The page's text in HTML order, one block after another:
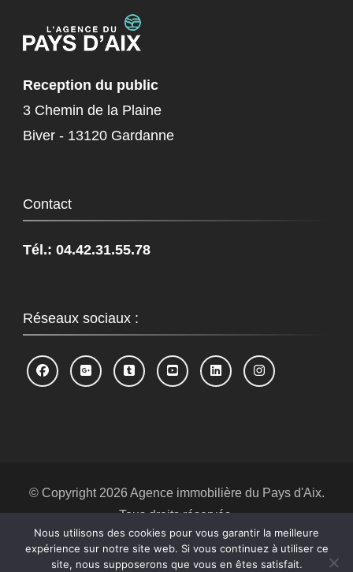
Reception du public
3 Chemin de la Plaine
Biver - 13120 Gardanne
Contact
Tél.: 04.42.31.55.78
Réseaux sociaux :
© Copyright 2026 Agence immobilière du Pays d'Aix.
Tous droits réservés.
Blossom Spa | Développé parBlossom
Themes
.Propulsé par WordPress .Politique de
Nous utilisons des cookies pour vous garantir la meilleure
expérience sur notre site web. Si vous continuez à utiliser ce
site, nous supposerons que vous en êtes satisfait.